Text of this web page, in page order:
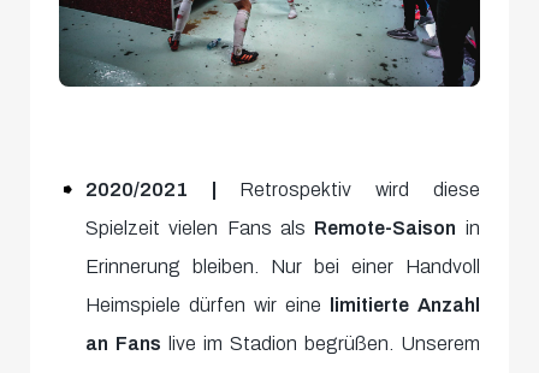
2020/2021 | Retrospektiv wird diese
Spielzeit vielen Fans als Remote-Saison in
Erinnerung bleiben. Nur bei einer Handvoll
Heimspiele dürfen wir eine
limitierte Anzahl
an Fans live im Stadion begrüßen. Unserem